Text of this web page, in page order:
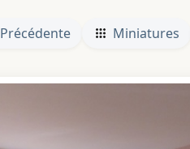
Précédente Miniatures